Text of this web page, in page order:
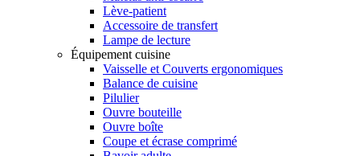
Lève-patient
Accessoire de transfert
Lampe de lecture
Équipement cuisine
Vaisselle et Couverts ergonomiques
Balance de cuisine
Pilulier
Ouvre bouteille
Ouvre boîte
Coupe et écrase comprimé